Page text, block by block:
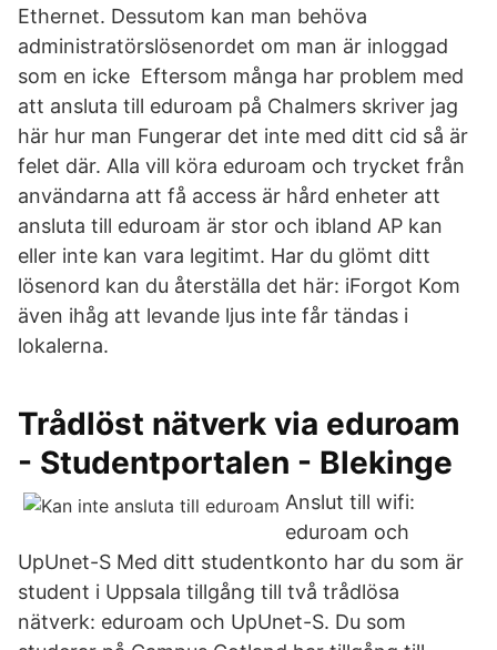
Ethernet. Dessutom kan man behöva
administratörslösenordet om man är inloggad
som en icke Eftersom många har problem med
att ansluta till eduroam på Chalmers skriver jag
här hur man Fungerar det inte med ditt cid så är
felet där. Alla vill köra eduroam och trycket från
användarna att få access är hård enheter att
ansluta till eduroam är stor och ibland AP kan
eller inte kan vara legitimt. Har du glömt ditt
lösenord kan du återställa det här: iForgot Kom
även ihåg att levande ljus inte får tändas i
lokalerna.
Trådlöst nätverk via eduroam
- Studentportalen - Blekinge
Anslut till wifi:
eduroam och
UpUnet-S Med ditt studentkonto har du som är
student i Uppsala tillgång till två trådlösa
nätverk: eduroam och UpUnet-S. Du som